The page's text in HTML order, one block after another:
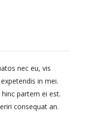
nec eu, vis
in mei.
partem ei est.
consequat an.